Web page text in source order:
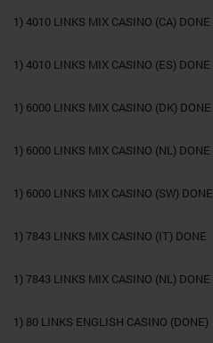
1) 4010 LINKS MIX CASINO (CA) DONE
1) 4010 LINKS MIX CASINO (ES) DONE
1) 6000 LINKS MIX CASINO (DK) DONE
1) 6000 LINKS MIX CASINO (NL) DONE
1) 6000 LINKS MIX CASINO (SW) DONE
1) 7843 LINKS MIX CASINO (IT) DONE
1) 7843 LINKS MIX CASINO (NL) DONE
1) 80 LINKS ENGLISH CASINO (DONE)